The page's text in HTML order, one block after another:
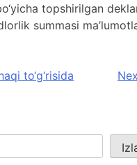
topshirilgan
summasi
to‘g‘risida